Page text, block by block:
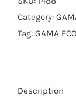
Category:
Tag: GAMA
Description